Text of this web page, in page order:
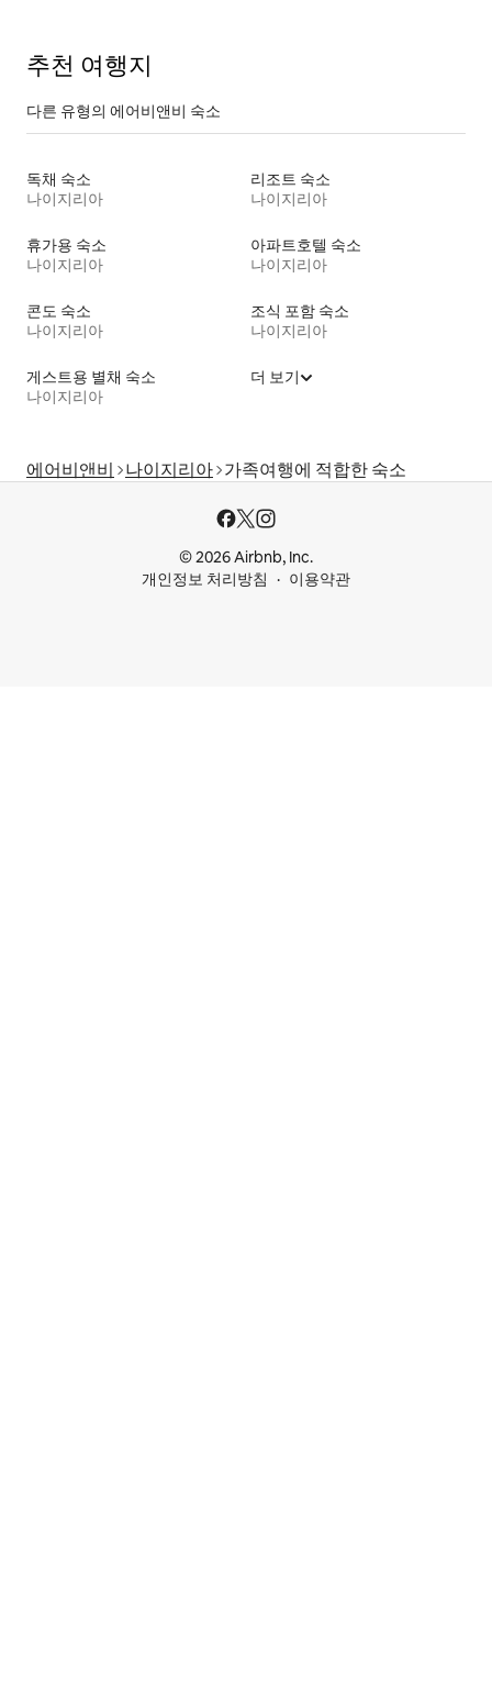
추천 여행지
다른 유형의 에어비앤비 숙소
독채 숙소
나이지리아
리조트 숙소
나이지리아
휴가용 숙소
나이지리아
아파트호텔 숙소
나이지리아
콘도 숙소
나이지리아
조식 포함 숙소
나이지리아
게스트용 별채 숙소
나이지리아
더 보기
에어비앤비 나이지리아 가족여행에 적합한 숙소
© 2026 Airbnb, Inc.
개인정보 처리방침
이용약관